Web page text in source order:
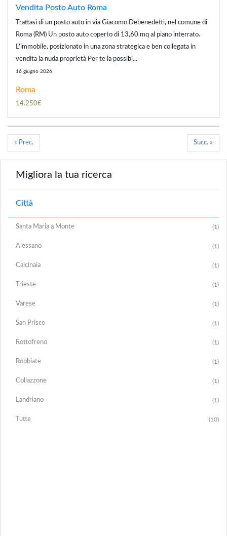
Vendita Posto Auto Roma
Trattasi di un posto auto in via Giacomo Debenedetti, nel comune di
Roma (RM) Un posto auto coperto di 13,60 mq al piano interrato.
L'immobile, posizionato in una zona strategica e ben collegata in
vendita la nuda proprietà Per te la possibi...
16 giugno 2026
Roma
14.250€
« Prec. Succ. »
Migliora la tua ricerca
Città
Santa Maria a Monte (1)
Alessano (1)
Calcinaia (1)
Trieste (1)
Varese (1)
San Prisco (1)
Rottofreno (1)
Robbiate (1)
Collazzone (1)
Landriano (1)
Tutte (10)